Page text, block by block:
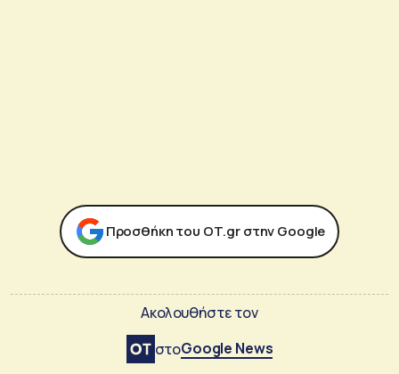
Προσθήκη του ΟΤ.gr στην Google
Ακολουθήστε τον
στοGoogle News